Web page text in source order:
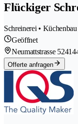
Flückiger
Schreinerei •
Geöffnet
Neumattstrasse 52
Offerte anfragen